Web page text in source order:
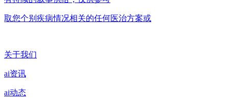
取您个别疾病情况相关的任何医治方案或
关于我们
ai资讯
ai动态